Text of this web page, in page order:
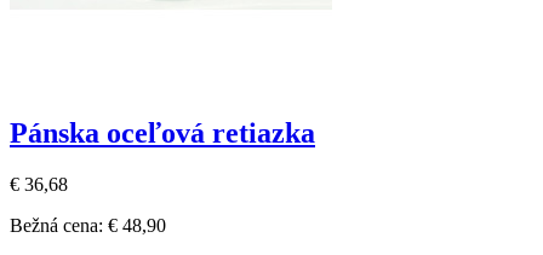
Pánska oceľová retiazka
€ 36,68
Bežná cena: € 48,90